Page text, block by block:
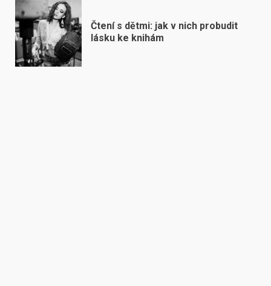
Čtení s dětmi: jak v nich probudit
lásku ke knihám